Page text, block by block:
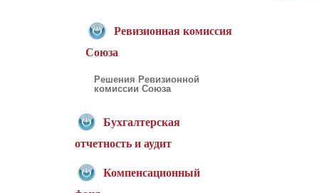
Ревизионная комиссия
Союза
Решения Ревизионной
комиссии Союза
Бухгалтерская
отчетность и аудит
Компенсационный